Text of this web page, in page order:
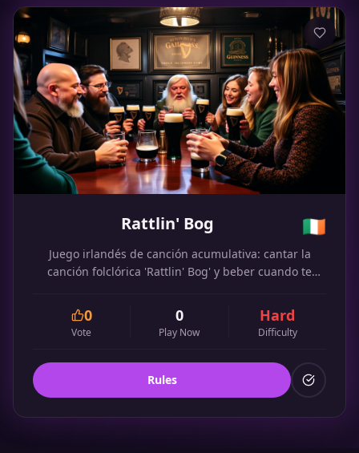
Rattlin' Bog 🇮🇪
Juego irlandés de canción acumulativa: cantar la
canción folclórica 'Rattlin' Bog' y beber cuando te
0
Vote
0
Play Now
Hard
Difficulty
Rules